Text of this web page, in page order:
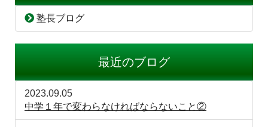
塾長ブログ
最近のブログ
2023.09.05
中学１年で変わらなければならないこと②